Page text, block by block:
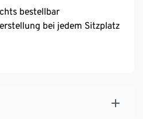
bestellbar
bei jedem Sitzplatz
Schlaufe am Rückenkissen
werden
– kann frei im Raum stehen
Hinsetzen und